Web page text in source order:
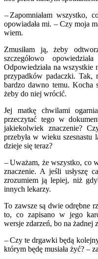
– Zapomniałam wszystko,
opowiadała mi. – Czy moja
wiem.
Zmusiłam ją, żeby
szczegółowo
Odpowiedziała na
przypadków padaczki. Tak,
bardzo dawno temu. Kocha
żeby do niej wrócić.
Jej matkę chwilami
przeczytać tego w
jakiekolwiek znaczenie?
przebyła w wieku
dzieje się teraz?
– Uważam, że wszystko, co
znaczenie. A jeśli usłyszę
zrozumiem ją lepiej, niż
innych lekarzy.
To zawsze są dwie odrębne
to, co zapisano w jego
wersje zdarzeń, bo na żadnej
– Czy te drgawki będą
którym będę musiała żyć? –